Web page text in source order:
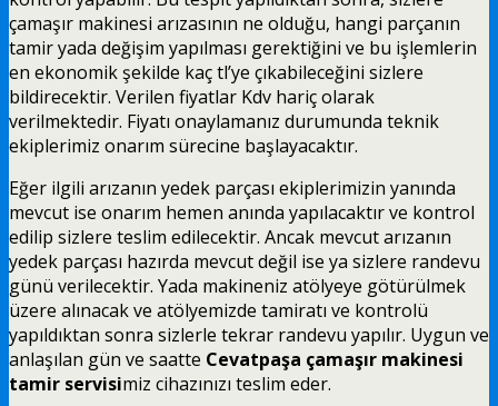
çamaşır makinesi arızasının ne olduğu, hangi parçanın
tamir yada değişim yapılması gerektiğini ve bu işlemlerin
en ekonomik şekilde kaç tl’ye çıkabileceğini sizlere
bildirecektir. Verilen fiyatlar Kdv hariç olarak
verilmektedir. Fiyatı onaylamanız durumunda teknik
ekiplerimiz onarım sürecine başlayacaktır.
Eğer ilgili arızanın yedek parçası ekiplerimizin yanında
mevcut ise onarım hemen anında yapılacaktır ve kontrol
edilip sizlere teslim edilecektir. Ancak mevcut arızanın
yedek parçası hazırda mevcut değil ise ya sizlere randevu
günü verilecektir. Yada makineniz atölyeye götürülmek
üzere alınacak ve atölyemizde tamiratı ve kontrolü
yapıldıktan sonra sizlerle tekrar randevu yapılır. Uygun ve
anlaşılan gün ve saatte Cevatpaşa çamaşır makinesi
tamir servisimiz cihazınızı teslim eder.